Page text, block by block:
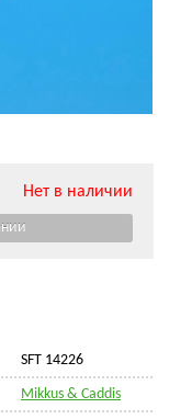
Нет в наличии
SFT 14226
Mikkus & Caddis